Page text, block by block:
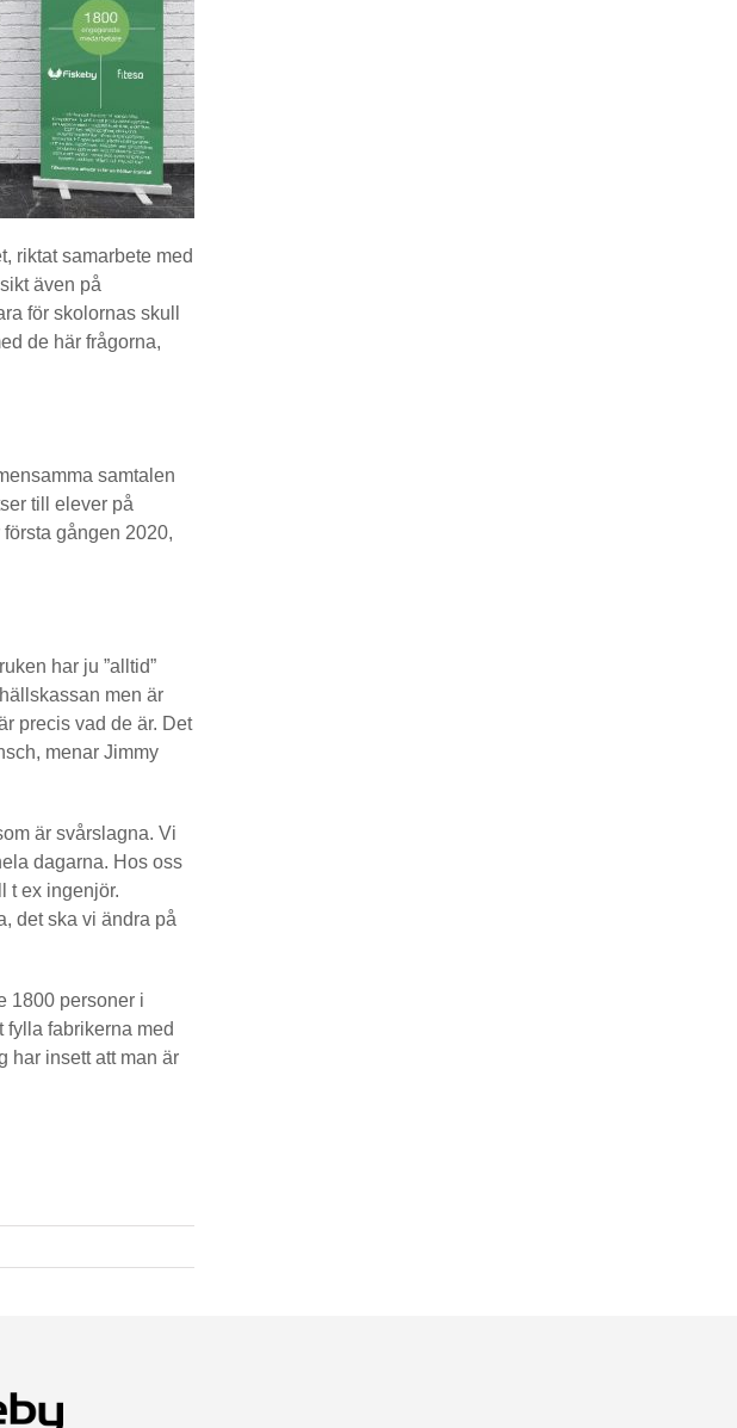
riktat samarbete med
även på
för skolornas skull
de här frågorna,
samtalen
till elever på
gången 2020,
har ju ”alltid”
men är
precis vad de är. Det
menar Jimmy
är svårslagna. Vi
dagarna. Hos oss
t ex ingenjör.
det ska vi ändra på
1800 personer i
fylla fabrikerna med
har insett att man är